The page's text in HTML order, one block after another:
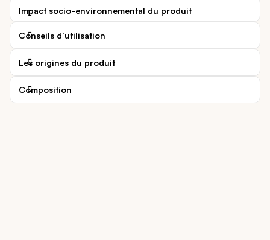
Impact socio-environnemental du produit
Conseils d’utilisation
Les origines du produit
Composition